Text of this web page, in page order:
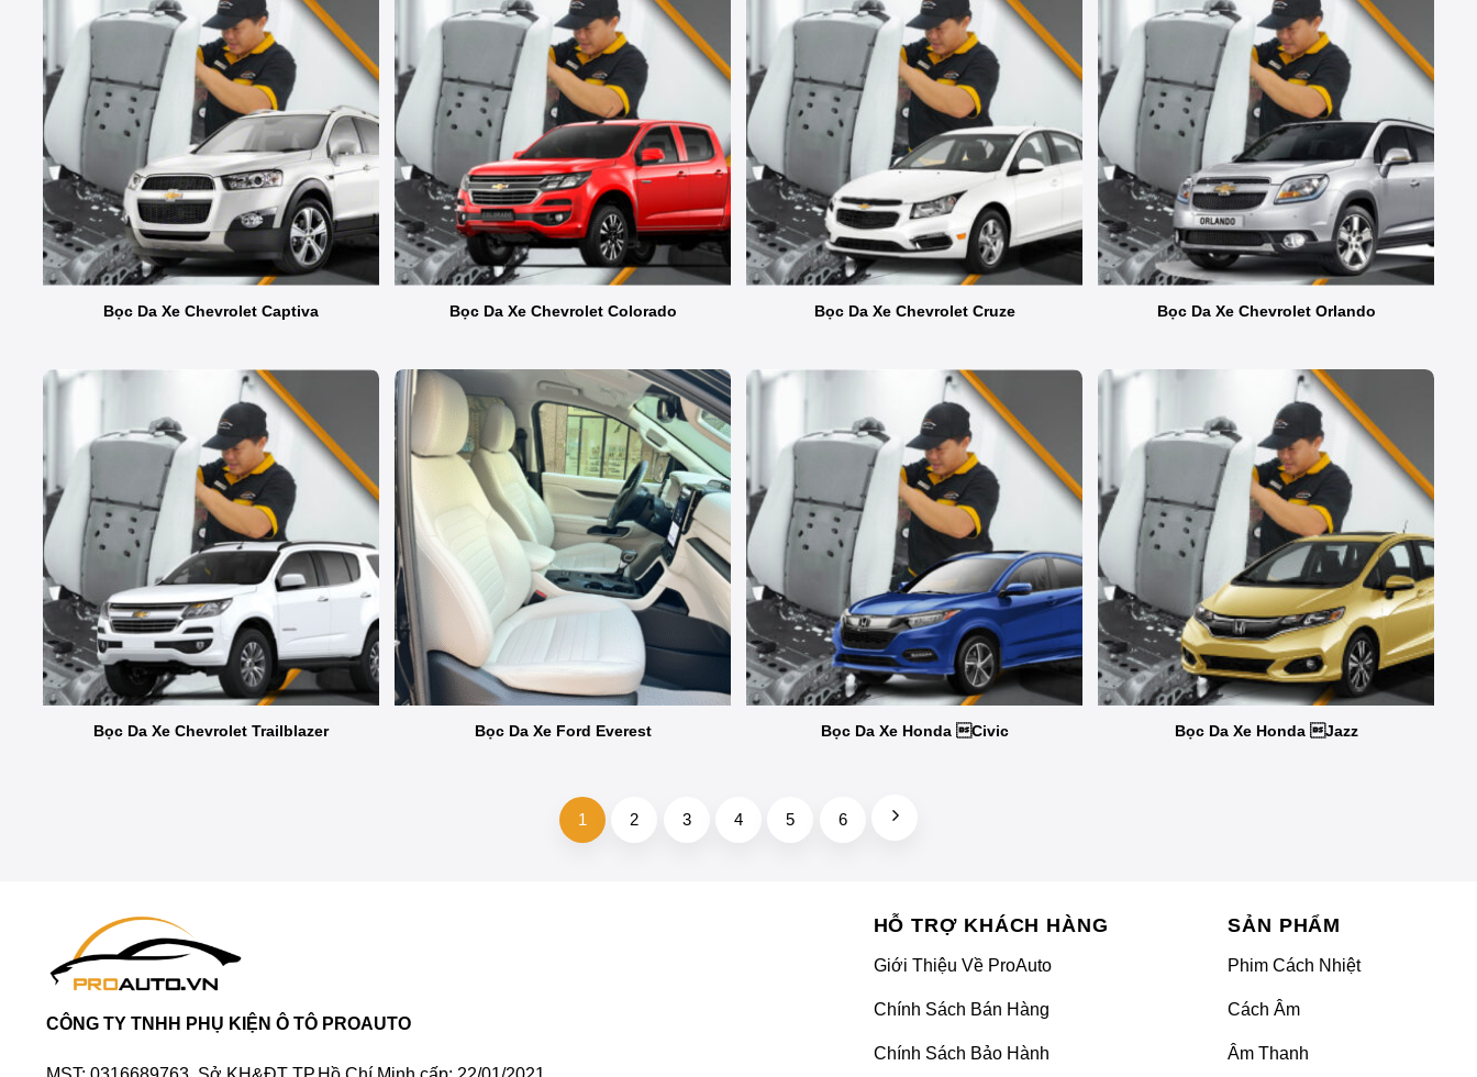
Khi nào chủ xe cần bọc ghế da ô tô?
Đồng thời, nhu cầu lựa chọn màu da hợp phong thủy cũng đáng cân nhắc, thu hút năng lượng tích cực và giúp chủ xe tự tin, dễ chịu hơn trên mỗi hành trình.
5 Lợi ích bất ngờ khi bọc ghế da ô tô
Người dùng thường chọn bọc ghế da không chỉ vì tính thẩm mỹ mà còn bởi những lợi ích thiết thực trong quá trình sử dụng:
Bọc Da Xe Chevrolet Captiva Bọc Da Xe Chevrolet Colorado Bọc Da Xe Chevrolet Cruze Bọc Da Xe Chevrolet Orlando
Bọc Da Xe Chevrolet Trailblazer Bọc Da Xe Ford Everest Bọc Da Xe Honda Civic Bọc Da Xe Honda Jazz
1 2 3 4 5 6
CÔNG TY TNHH PHỤ KIỆN Ô TÔ PROAUTO
HỖ TRỢ KHÁCH HÀNG
Giới Thiệu Về ProAuto
Chính Sách Bán Hàng
Chính Sách Bảo Hành
SẢN PHẨM
Phim Cách Nhiệt
Cách Âm
Âm Thanh